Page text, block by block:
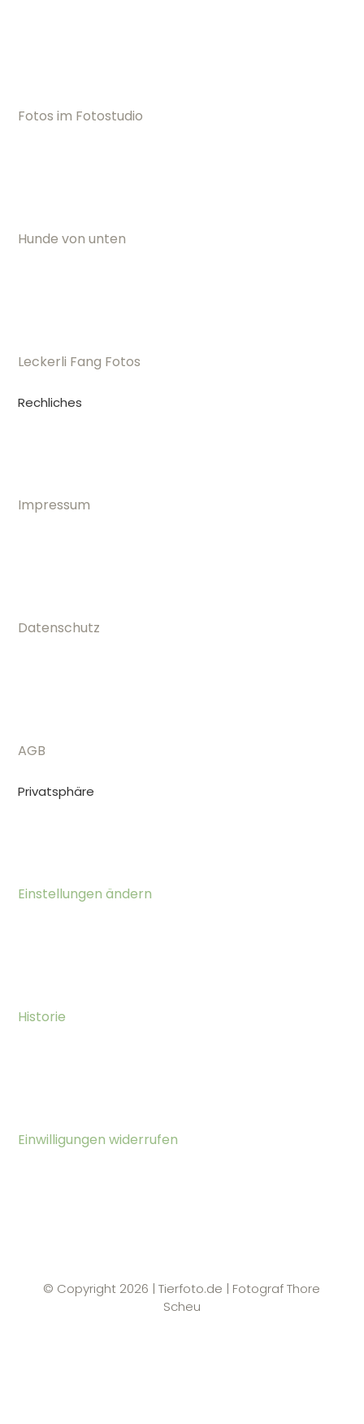
Fotos im Fotostudio
Hunde von unten
Leckerli Fang Fotos
Rechliches
Impressum
Datenschutz
AGB
Privatsphäre
Einstellungen ändern
Historie
Einwilligungen widerrufen
© Copyright 2026 | Tierfoto.de | Fotograf Thore
Scheu